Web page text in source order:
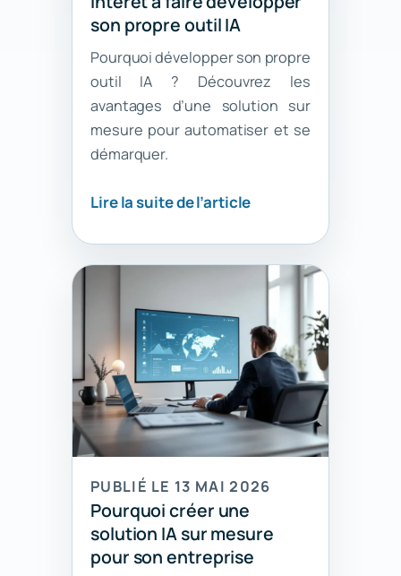
son propre outil IA
Pourquoi développer son propre
outil IA ? Découvrez les
avantages d’une solution sur
mesure pour automatiser et se
démarquer.
Lire la suite de l’article
PUBLIÉ LE 13 MAI 2026
Pourquoi créer une
solution IA sur mesure
pour son entreprise